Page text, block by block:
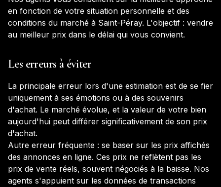
en fonction de votre situation personnelle et des
conditions du marché à Saint-Péray. L'objectif : vendre
au meilleur prix dans le délai qui vous convient.
Les erreurs à éviter
La principale erreur lors d'une estimation est de se fier
uniquement à ses émotions ou à des souvenirs
d'achat. Le marché évolue, et la valeur de votre bien
aujourd'hui peut différer significativement de son prix
d'achat.
Autre erreur fréquente : se baser sur les prix affichés
des annonces en ligne. Ces prix ne reflètent pas les
prix de vente réels, souvent négociés à la baisse. Nos
agents s'appuient sur les données de transactions